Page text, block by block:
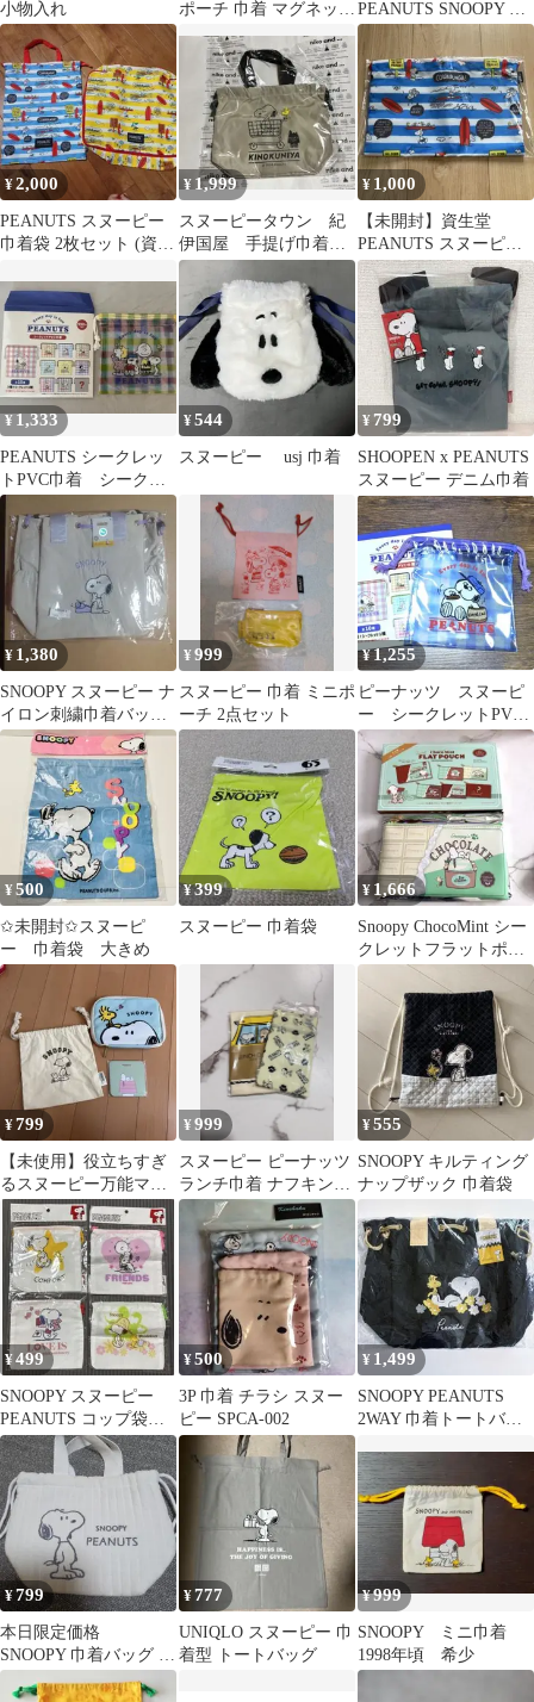
小物入れ
ポーチ 巾着 マグネット
ケース 3点セット
PEANUTS SNOOPY ス
ヌーピー 多機能ポーチ
¥2,000
PEANUTS スヌーピー
巾着袋 2枚セット (資生
¥ 1,999
スヌーピータウン 紀
伊国屋 手提げ巾着
ベージュ
¥ 1,000
【未開封】資生堂
PEANUTS スヌーピー
オリジナル巾着バッグ
¥1,333
PEANUTS シークレッ
トPVC巾着 シークレ
ット
¥544
スヌーピー usj 巾着
¥799
SHOOPEN x PEANUTS
スヌーピー デニム巾着
¥ 1,380
SNOOPY スヌーピー ナ
イロン刺繍巾着バッグ
ショルダー付 2WAY
¥999
スヌーピー 巾着 ミニポ
ーチ 2点セット
¥1,255
ピーナッツ スヌーピ
ー シークレットPVC
巾着 オラフ
¥500
✩未開封✩スヌーピ
ー 巾着袋 大きめ
¥399
スヌーピー 巾着袋
¥ 1,666
Snoopy ChocoMint シー
クレットフラットポー
チ
¥799
【未使用】役立ちすぎ
るスヌーピー万能マル
チケース＆スヌーピー
巾着＆コースター
¥999
スヌーピー ピーナッツ
ランチ巾着 ナフキン
2点セット
¥555
SNOOPY キルティング
ナップザック 巾着袋
¥499
SNOOPY スヌーピー
PEANUTS コップ袋
巾着 弁当袋 4枚セッ
ト
¥500
3P 巾着 チラシ スヌー
ピー SPCA-002
¥ 1,499
SNOOPY PEANUTS
2WAY 巾着トートバッ
グ 刺繍
¥799
本日限定価格
SNOOPY 巾着バッグ キ
ルティング ポーチ
¥777
UNIQLO スヌーピー 巾
着型 トートバッグ
¥999
SNOOPY ミニ巾着
1998年頃 希少